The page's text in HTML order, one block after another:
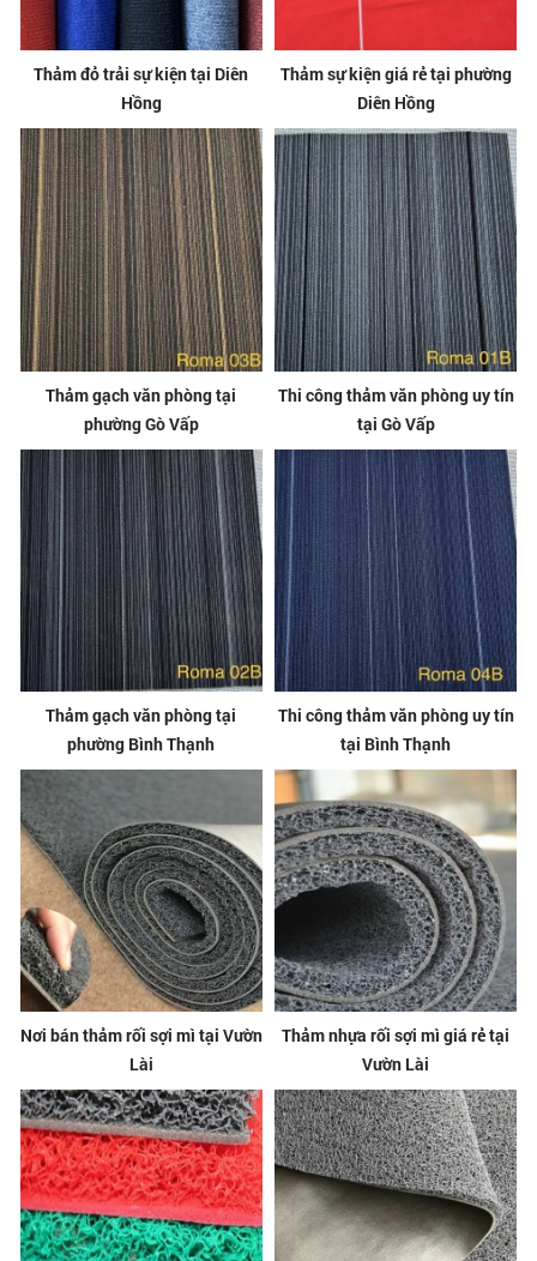
Thảm đỏ trải sự kiện tại Diên
Hồng
Thảm sự kiện giá rẻ tại phường
Diên Hồng
Thảm gạch văn phòng tại
phường Gò Vấp
Thi công thảm văn phòng uy tín
tại Gò Vấp
Thảm gạch văn phòng tại
phường Bình Thạnh
Thi công thảm văn phòng uy tín
tại Bình Thạnh
Nơi bán thảm rối sợi mì tại Vườn
Lài
Thảm nhựa rối sợi mì giá rẻ tại
Vườn Lài